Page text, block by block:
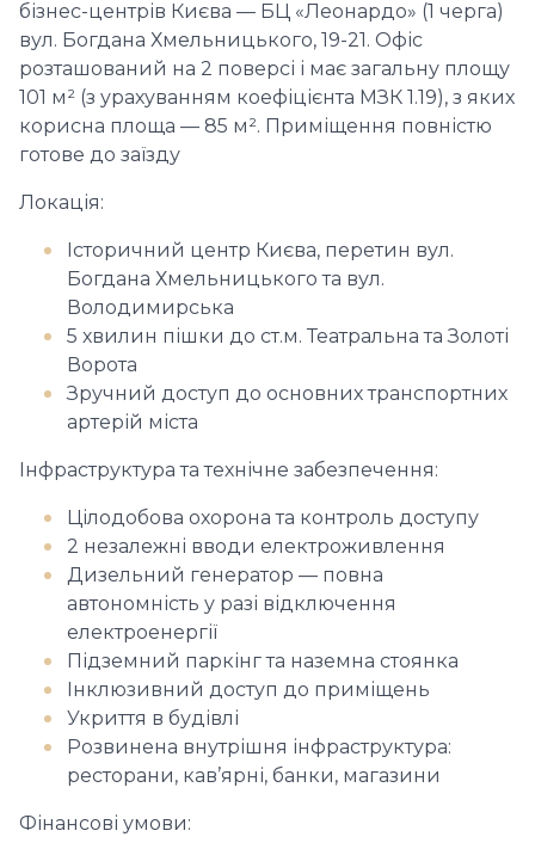
бізнес-центрів Києва — БЦ «Леонардо» (1 черга)
вул. Богдана Хмельницького, 19-21. Офіс
розташований на 2 поверсі і має загальну площу
101 м² (з урахуванням коефіцієнта МЗК 1.19), з яких
корисна площа — 85 м². Приміщення повністю
готове до заїзду
Локація:
Історичний центр Києва, перетин вул.
Богдана Хмельницького та вул.
Володимирська
5 хвилин пішки до ст.м. Театральна та Золоті
Ворота
Зручний доступ до основних транспортних
артерій міста
Інфраструктура та технічне забезпечення:
Цілодобова охорона та контроль доступу
2 незалежні вводи електроживлення
Дизельний генератор — повна
автономність у разі відключення
електроенергії
Підземний паркінг та наземна стоянка
Інклюзивний доступ до приміщень
Укриття в будівлі
Розвинена внутрішня інфраструктура:
ресторани, кав’ярні, банки, магазини
Фінансові умови: